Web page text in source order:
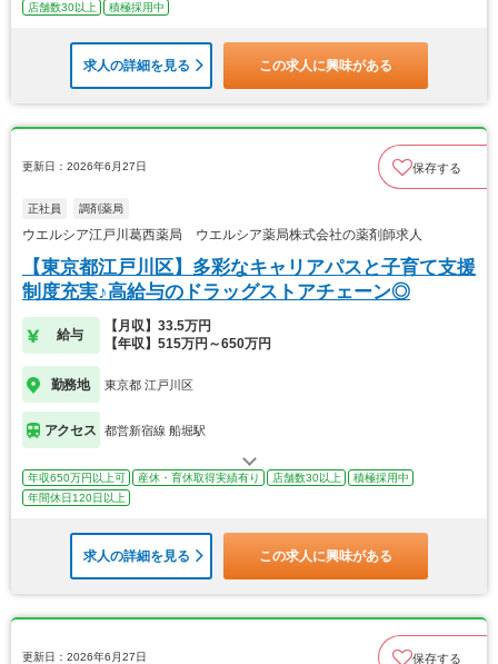
店舗数30以上
積極採用中
求人の詳細を見る この求人に興味がある
更新日：2026年6月27日 保存する
正社員 調剤薬局
ウエルシア江戸川葛西薬局 ウエルシア薬局株式会社の薬剤師求人
【東京都江戸川区】多彩なキャリアパスと子育て支援
制度充実♪高給与のドラッグストアチェーン◎
給与
【月収】33.5万円
【年収】515万円～650万円
勤務地 東京都 江戸川区
アクセス 都営新宿線 船堀駅
年収650万円以上可 産休・育休取得実績有り 店舗数30以上
積極採用中
年間休日120日以上
求人の詳細を見る この求人に興味がある
更新日：2026年6月27日 保存する